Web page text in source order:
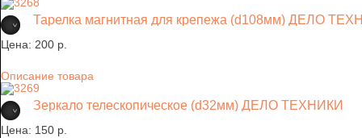
Тарелка магнитная для крепежа (d108мм) ДЕЛО
Цена: 200 p.
Описание товара
Зеркало телескопическое (d32мм) ДЕЛО ТЕХНИКИ
Цена: 150 p.